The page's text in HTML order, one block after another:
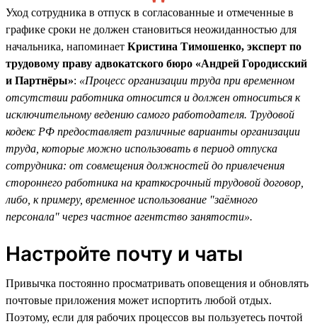
Уход сотрудника в отпуск в согласованные и отмеченные в
графике сроки не должен становиться неожиданностью для
начальника, напоминает Кристина Тимошенко, эксперт по
трудовому праву адвокатского бюро «Андрей Городисский
и Партнёры»: «Процесс организации труда при временном
отсутствии работника относится и должен относиться к
исключительному ведению самого работодателя. Трудовой
кодекс РФ предоставляет различные варианты организации
труда, которые можно использовать в период отпуска
сотрудника: от совмещения должностей до привлечения
стороннего работника на краткосрочный трудовой договор,
либо, к примеру, временное использование "заёмного
персонала" через частное агентство занятости».
Настройте почту и чаты
Привычка постоянно просматривать оповещения и обновлять
почтовые приложения может испортить любой отдых.
Поэтому, если для рабочих процессов вы пользуетесь почтой